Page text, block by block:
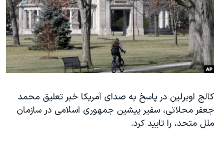
فرهنگ و زندگی
حقوق شهروندی
اقتصادی
علم و فناوری
گالری عکس
آرشیو پخش زنده
مستندها
انتخابات ریاست جمهوری آمریکا ۲۰۲۴
حمله جمهوری اسلامی به اسرائیل
رمز مهسا
اعتراضات زن، زندگی، آزادی
مجموعه مستندهای دادخواهی
دنبال کنید
زبانهای مختلف
کالج اوبرلین در پاسخ به صدای آمریکا خبر تعلیق محمد
جعفر محلاتی، سفیر پیشین جمهوری اسلامی در سازمان
ملل متحد، را تایید کرد.